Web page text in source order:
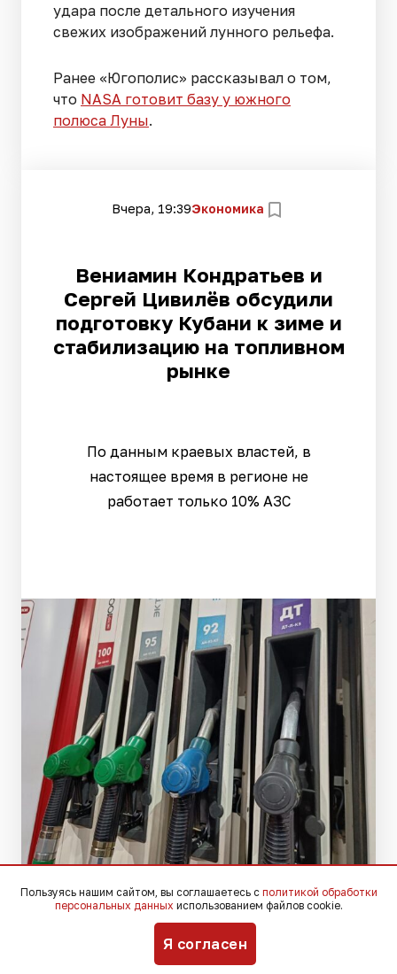
удара после детального изучения
свежих изображений лунного рельефа.
Ранее «Югополис» рассказывал о том,
что NASA готовит базу у южного
полюса Луны.
Вчера, 19:39Экономика
Вениамин Кондратьев и
Сергей Цивилёв обсудили
подготовку Кубани к зиме и
стабилизацию на топливном
рынке
По данным краевых властей, в
настоящее время в регионе не
работает только 10% АЗС
Глава администрации Краснодарского
Пользуясь нашим сайтом, вы соглашаетесь с политикой обработки
персональных данных использованием файлов cookie.
Я согласен